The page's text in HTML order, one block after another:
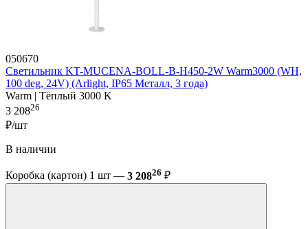
050670
Светильник KT-MUCENA-BOLL-B-H450-2W Warm3000 (WH,
100 deg, 24V) (Arlight, IP65 Металл, 3 года)
Warm | Тёплый 3000 K
3 20826
₽/шт
В наличии
Коробка (картон) 1 шт — 3 20826 ₽